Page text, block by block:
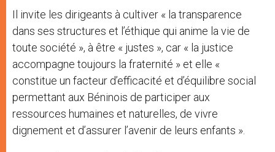
Il invite les dirigeants à cultiver « la transparence
dans ses structures et l’éthique qui anime la vie de
toute société », à être « justes », car « la justice
accompagne toujours la fraternité » et elle «
constitue un facteur d’efficacité et d’équilibre social
permettant aux Béninois de participer aux
ressources humaines et naturelles, de vivre
dignement et d’assurer l’avenir de leurs enfants ».